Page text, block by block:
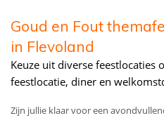
Goud en Fout
in Flevoland
Keuze uit diverse feestlocaties
feestlocatie, diner en
Zijn jullie klaar voor een